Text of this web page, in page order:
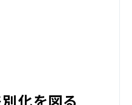
化を図る